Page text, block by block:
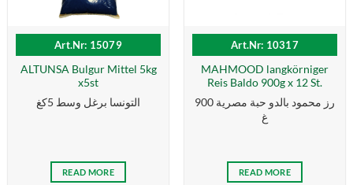
Art.Nr: 15079
ALTUNSA Bulgur Mittel 5kg
x5st
التونسا برغل وسط 5كغ
READ MORE
Art.Nr: 10317
MAHMOOD langkörniger
Reis Baldo 900g x 12 St.
رز محمود بالدو حبة مصرية 900
غ
READ MORE